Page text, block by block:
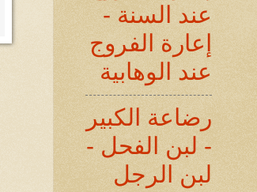
عند السنة -
إعارة الفروج
عند الوهابية
رضاعة الكبير
- لبن الفحل -
لبن الرجل